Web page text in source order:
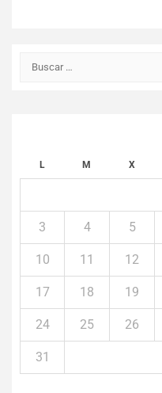
Buscar:
L M X
3 4 5
10 11 12
17 18 19
24 25 26
31